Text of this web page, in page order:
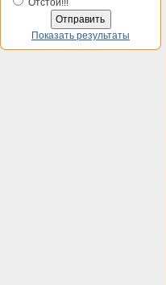
Отстой!!!
Показать результаты